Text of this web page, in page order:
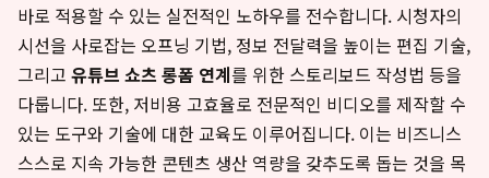
바로 적용할 수 있는 실전적인 노하우를 전수합니다. 시청자의
시선을 사로잡는 오프닝 기법, 정보 전달력을 높이는 편집 기술,
그리고 유튜브 쇼츠 롱폼 연계를 위한 스토리보드 작성법 등을
다룹니다. 또한, 저비용 고효율로 전문적인 비디오를 제작할 수
있는 도구와 기술에 대한 교육도 이루어집니다. 이는 비즈니스
스스로 지속 가능한 콘텐츠 생산 역량을 갖추도록 돕는 것을 목